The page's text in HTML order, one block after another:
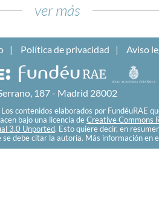
ver más
Política de privacidad Aviso
187 - Madrid 28002
contenidos elaborados por FundéuRAE
bajo una licencia de Creative Commons
3.0 Unported. Esto quiere decir, en
debe citar la autoría. Más información en